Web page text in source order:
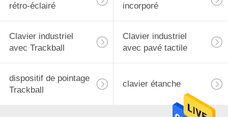
rétro-éclairé
incorporé
Clavier industriel
avec Trackball
Clavier industriel
avec pavé tactile
dispositif de pointage
Trackball
clavier étanche